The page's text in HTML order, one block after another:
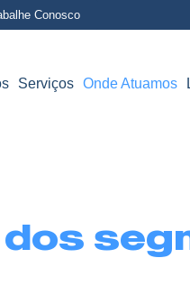
Conosco
Serviços Onde Atuamos